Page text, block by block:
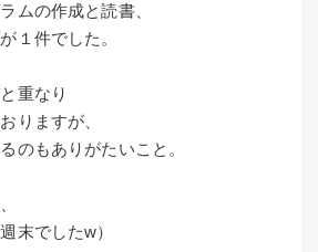
ムの作成と読書、
１件でした。
重なり
りますが、
のもありがたいこと。
末でしたw）